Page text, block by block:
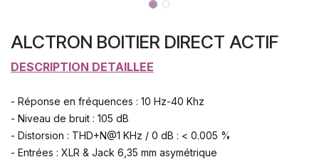
ALCTRON BOITIER DIRECT ACTIF
DESCRIPTION DETAILLEE
- Réponse en fréquences : 10 Hz-40 Khz
- Niveau de bruit : 105 dB
- Distorsion : THD+N@1 KHz / 0 dB : < 0.005 %
- Entrées : XLR & Jack 6,35 mm asymétrique